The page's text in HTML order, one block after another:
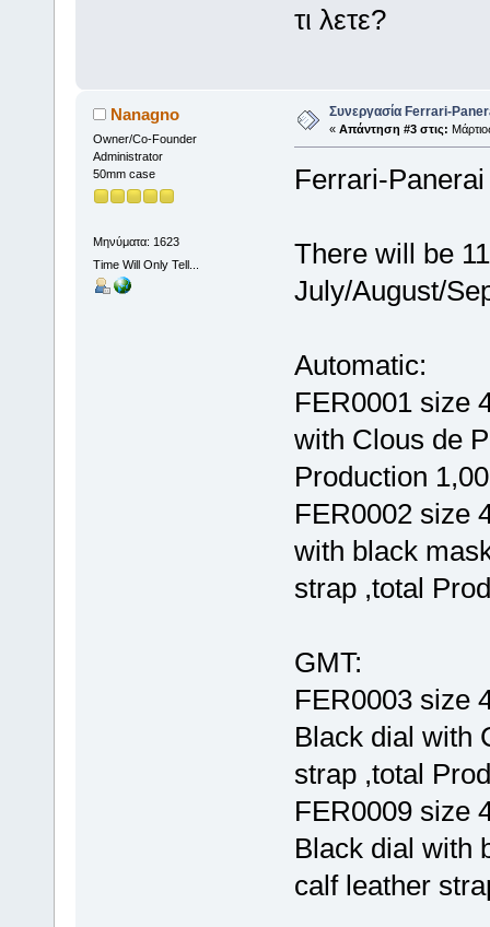
τι λετε?
Nanagno
Owner/Co-Founder
Administrator
50mm case
Μηνύματα: 1623
Time Will Only Tell...
Συνεργασία Ferrari-
« Απάντηση #3 στις:
Ferrari-
There will be
July/August/
Automatic:
FER0001 size
with Clous de
Production
FER0002 size
with black
strap ,total
GMT:
FER0003 size
Black dial with
strap ,total
FER0009 size
Black dial with
calf leather